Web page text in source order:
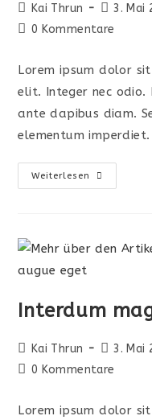
Beitrags-
Autor:
Kai Thrun
Beitrag
3. Mai
Beitrags-
0 Kommentare
Lorem ipsum dolor
elit. Integer nec odio.
ante dapibus diam.
elementum
Weiterlesen
Metus
Vitae
Interdum
Beitrags-
Autor:
Kai Thrun
Beitrag
3. Mai
Beitrags-
0 Kommentare
Lorem ipsum dolor